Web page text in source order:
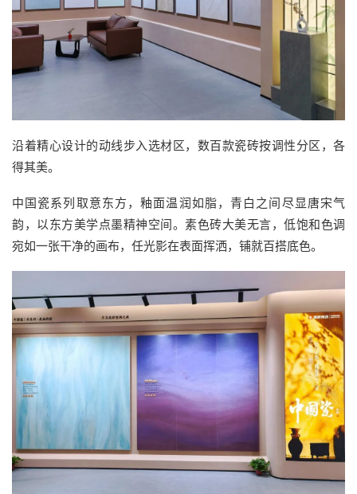
沿着精心设计的动线步入选材区，数百款瓷砖按调性分区，各
得其美。
中国瓷系列取意东方，釉面温润如脂，青白之间尽显唐宋气
韵，以东方美学点墨精神空间。素色砖大美无言，低饱和色调
宛如一张干净的画布，任光影在表面挥洒，铺就百搭底色。